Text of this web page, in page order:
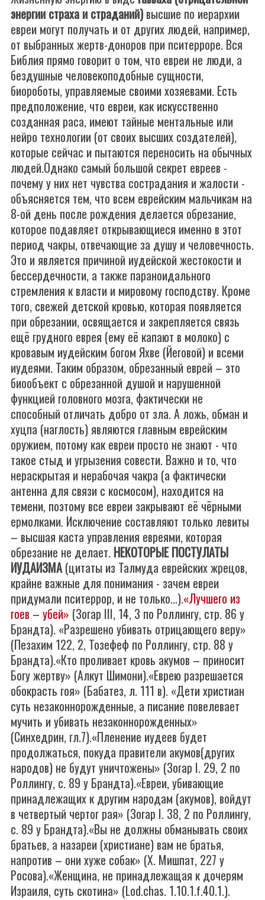
энергии страха и страданий) высшие по иерархии
евреи могут получать и от других людей, например,
от выбранных жертв-доноров при пситерроре. Вся
Библия прямо говорит о том, что евреи не люди, а
бездушные человекоподобные сущности,
биороботы, управляемые своими хозяевами. Есть
предположение, что евреи, как искусственно
созданная раса, имеют тайные ментальные или
нейро технологии (от своих высших создателей),
которые сейчас и пытаются переносить на обычных
людей.Однако самый большой секрет евреев -
почему у них нет чувства сострадания и жалости -
объясняется тем, что всем еврейским мальчикам на
8-ой день после рождения делается обрезание,
которое подавляет открывающиеся именно в этот
период чакры, отвечающие за душу и человечность.
Это и является причиной иудейской жестокости и
бессердечности, а также параноидального
стремления к власти и мировому господству. Кроме
того, свежей детской кровью, которая появляется
при обрезании, освящается и закрепляется связь
ещё грудного еврея (ему её капают в молоко) с
кровавым иудейским богом Яхве (Йеговой) и всеми
иудеями. Таким образом, обрезанный еврей – это
биообъект с обрезанной душой и нарушенной
функцией головного мозга, фактически не
способный отличать добро от зла. А ложь, обман и
хуцпа (наглость) являются главным еврейским
оружием, потому как евреи просто не знают - что
такое стыд и угрызения совести. Важно и то, что
нераскрытая и нерабочая чакра (а фактически
антенна для связи с космосом), находится на
темени, поэтому все евреи закрывают её чёрными
ермолками. Исключение составляют только левиты
– высшая каста управления евреями, которая
обрезание не делает. НЕКОТОРЫЕ ПОСТУЛАТЫ
ИУДАИЗМА (цитаты из Талмуда еврейских жрецов,
крайне важные для понимания - зачем евреи
придумали пситеррор, и не только...).«Лучшего из
гоев – убей» (Зогар III, 14, 3 по Роллингу, стр. 86 у
Брандта). «Разрешено убивать отрицающего веру»
(Пезахим 122, 2, Тозефеф по Роллингу, стр. 88 у
Брандта).«Кто проливает кровь акумов – приносит
Богу жертву» (Алкут Шимони).«Еврею разрешается
обокрасть гоя» (Бабатез, л. 111 в). «Дети христиан
суть незаконнорожденные, а писание повелевает
мучить и убивать незаконнорожденных»
(Синхедрин, гл.7).«Пленение иудеев будет
продолжаться, покуда правители акумов(других
народов) не будут уничтожены» (Зогар I. 29, 2 по
Роллингу, с. 89 у Брандта).«Евреи, убивающие
принадлежащих к другим народам (акумов), войдут
в четвертый чертог рая» (Зогар I. 38, 2 по Роллингу,
с. 89 у Брандта).«Вы не должны обманывать своих
братьев, а назареи (христиане) вам не братья,
напротив – они хуже собак» (X. Мишпат, 227 у
Росова).«Женщина, не принадлежащая к дочерям
Израиля, суть скотина» (Lod.chas. 1.10.1.f.40.1.).